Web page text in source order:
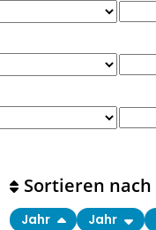
Sortieren nach
Jahr Jahr